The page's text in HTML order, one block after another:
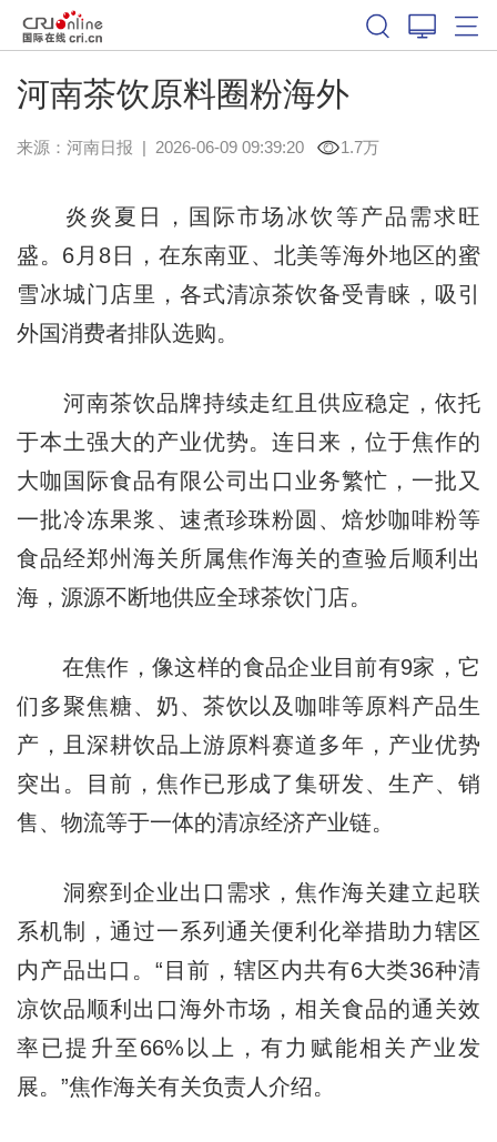
河南茶饮原料圈粉海外
来源： 河南日报 | 2026-06-09 09:39:20 1.7万
炎炎夏日，国际市场冰饮等产品需求旺
盛。6月8日，在东南亚、北美等海外地区的蜜
雪冰城门店里，各式清凉茶饮备受青睐，吸引
外国消费者排队选购。
河南茶饮品牌持续走红且供应稳定，依托
于本土强大的产业优势。连日来，位于焦作的
大咖国际食品有限公司出口业务繁忙，一批又
一批冷冻果浆、速煮珍珠粉圆、焙炒咖啡粉等
食品经郑州海关所属焦作海关的查验后顺利出
海，源源不断地供应全球茶饮门店。
在焦作，像这样的食品企业目前有9家，它
们多聚焦糖、奶、茶饮以及咖啡等原料产品生
产，且深耕饮品上游原料赛道多年，产业优势
突出。目前，焦作已形成了集研发、生产、销
售、物流等于一体的清凉经济产业链。
洞察到企业出口需求，焦作海关建立起联
系机制，通过一系列通关便利化举措助力辖区
内产品出口。“目前，辖区内共有6大类36种清
凉饮品顺利出口海外市场，相关食品的通关效
率已提升至66%以上，有力赋能相关产业发
展。”焦作海关有关负责人介绍。